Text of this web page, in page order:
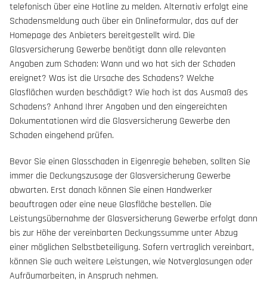
telefonisch über eine Hotline zu melden. Alternativ erfolgt eine
Schadensmeldung auch über ein Onlineformular, das auf der
Homepage des Anbieters bereitgestellt wird. Die
Glasversicherung Gewerbe benötigt dann alle relevanten
Angaben zum Schaden: Wann und wo hat sich der Schaden
ereignet? Was ist die Ursache des Schadens? Welche
Glasflächen wurden beschädigt? Wie hoch ist das Ausmaß des
Schadens? Anhand Ihrer Angaben und den eingereichten
Dokumentationen wird die Glasversicherung Gewerbe den
Schaden eingehend prüfen.
Bevor Sie einen Glasschaden in Eigenregie beheben, sollten Sie
immer die Deckungszusage der Glasversicherung Gewerbe
abwarten. Erst danach können Sie einen Handwerker
beauftragen oder eine neue Glasfläche bestellen. Die
Leistungsübernahme der Glasversicherung Gewerbe erfolgt dann
bis zur Höhe der vereinbarten Deckungssumme unter Abzug
einer möglichen Selbstbeteiligung. Sofern vertraglich vereinbart,
können Sie auch weitere Leistungen, wie Notverglasungen oder
Aufräumarbeiten, in Anspruch nehmen.